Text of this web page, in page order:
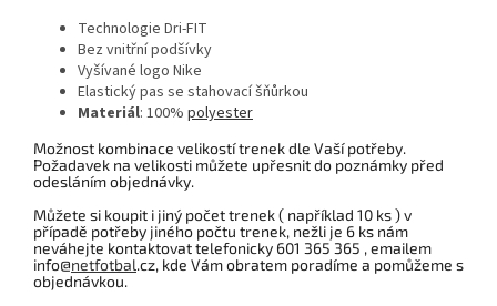
Technologie Dri-FIT
Bez vnitřní podšívky
Vyšívané logo Nike
Elastický pas se stahovací šňůrkou
Materiál: 100% polyester
Možnost kombinace velikostí trenek dle Vaší potřeby.
Požadavek na velikosti můžete upřesnit do poznámky před
odesláním objednávky.
Můžete si koupit i jiný počet trenek ( například 10 ks ) v
případě potřeby jiného počtu trenek, nežli je 6 ks nám
neváhejte kontaktovat telefonicky 601 365 365 , emailem
info@netfotbal.cz, kde Vám obratem poradíme a pomůžeme s
objednávkou.